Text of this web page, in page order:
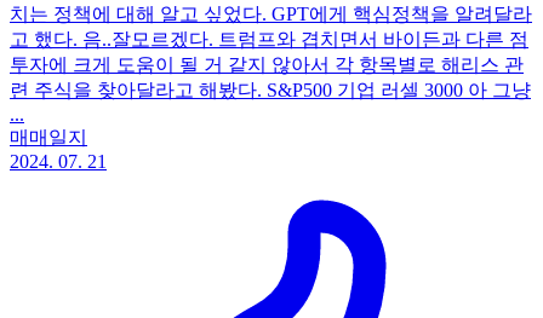
치는 정책에 대해 알고 싶었다. GPT에게 핵심정책을 알려달라
고 했다. 음..잘모르겠다. 트럼프와 겹치면서 바이든과 다른 점
투자에 크게 도움이 될 거 같지 않아서 각 항목별로 해리스 관
련 주식을 찾아달라고 해봤다. S&P500 기업 러셀 3000 아 그냥
...
매매일지
2024. 07. 21